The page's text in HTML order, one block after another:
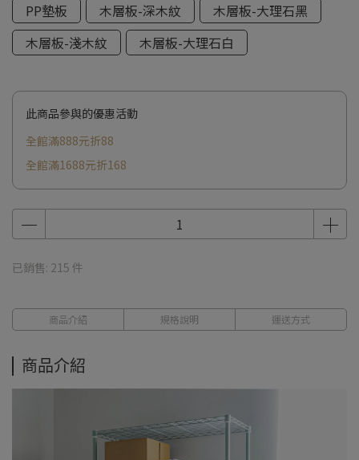
PP墊板
木層板-深木紋
木層板-大理石黑
木層板-淺木紋
木層板-大理石白
此商品參與的優惠活動
全館滿888元折88
全館滿1688元折168
已銷售: 215 件
商品介紹 規格說明 運送方式
商品介紹